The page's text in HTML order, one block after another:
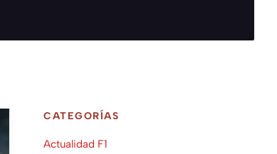
CATEGORÍAS
Actualidad F1